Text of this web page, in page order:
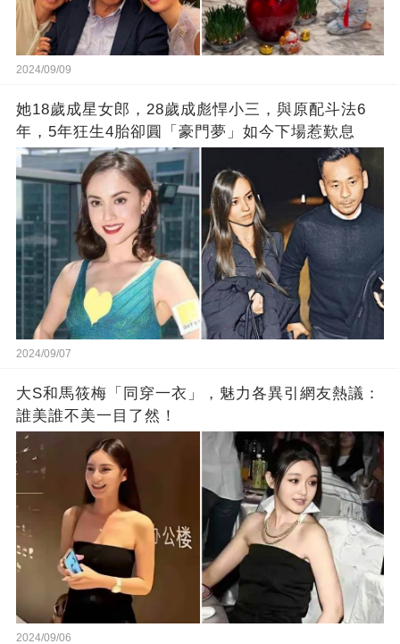
2024/09/09
她18歲成星女郎，28歲成彪悍小三，與原配斗法6
年，5年狂生4胎卻圓「豪門夢」如今下場惹歎息
2024/09/07
大S和馬筱梅「同穿一衣」，魅力各異引網友熱議：
誰美誰不美一目了然！
2024/09/06